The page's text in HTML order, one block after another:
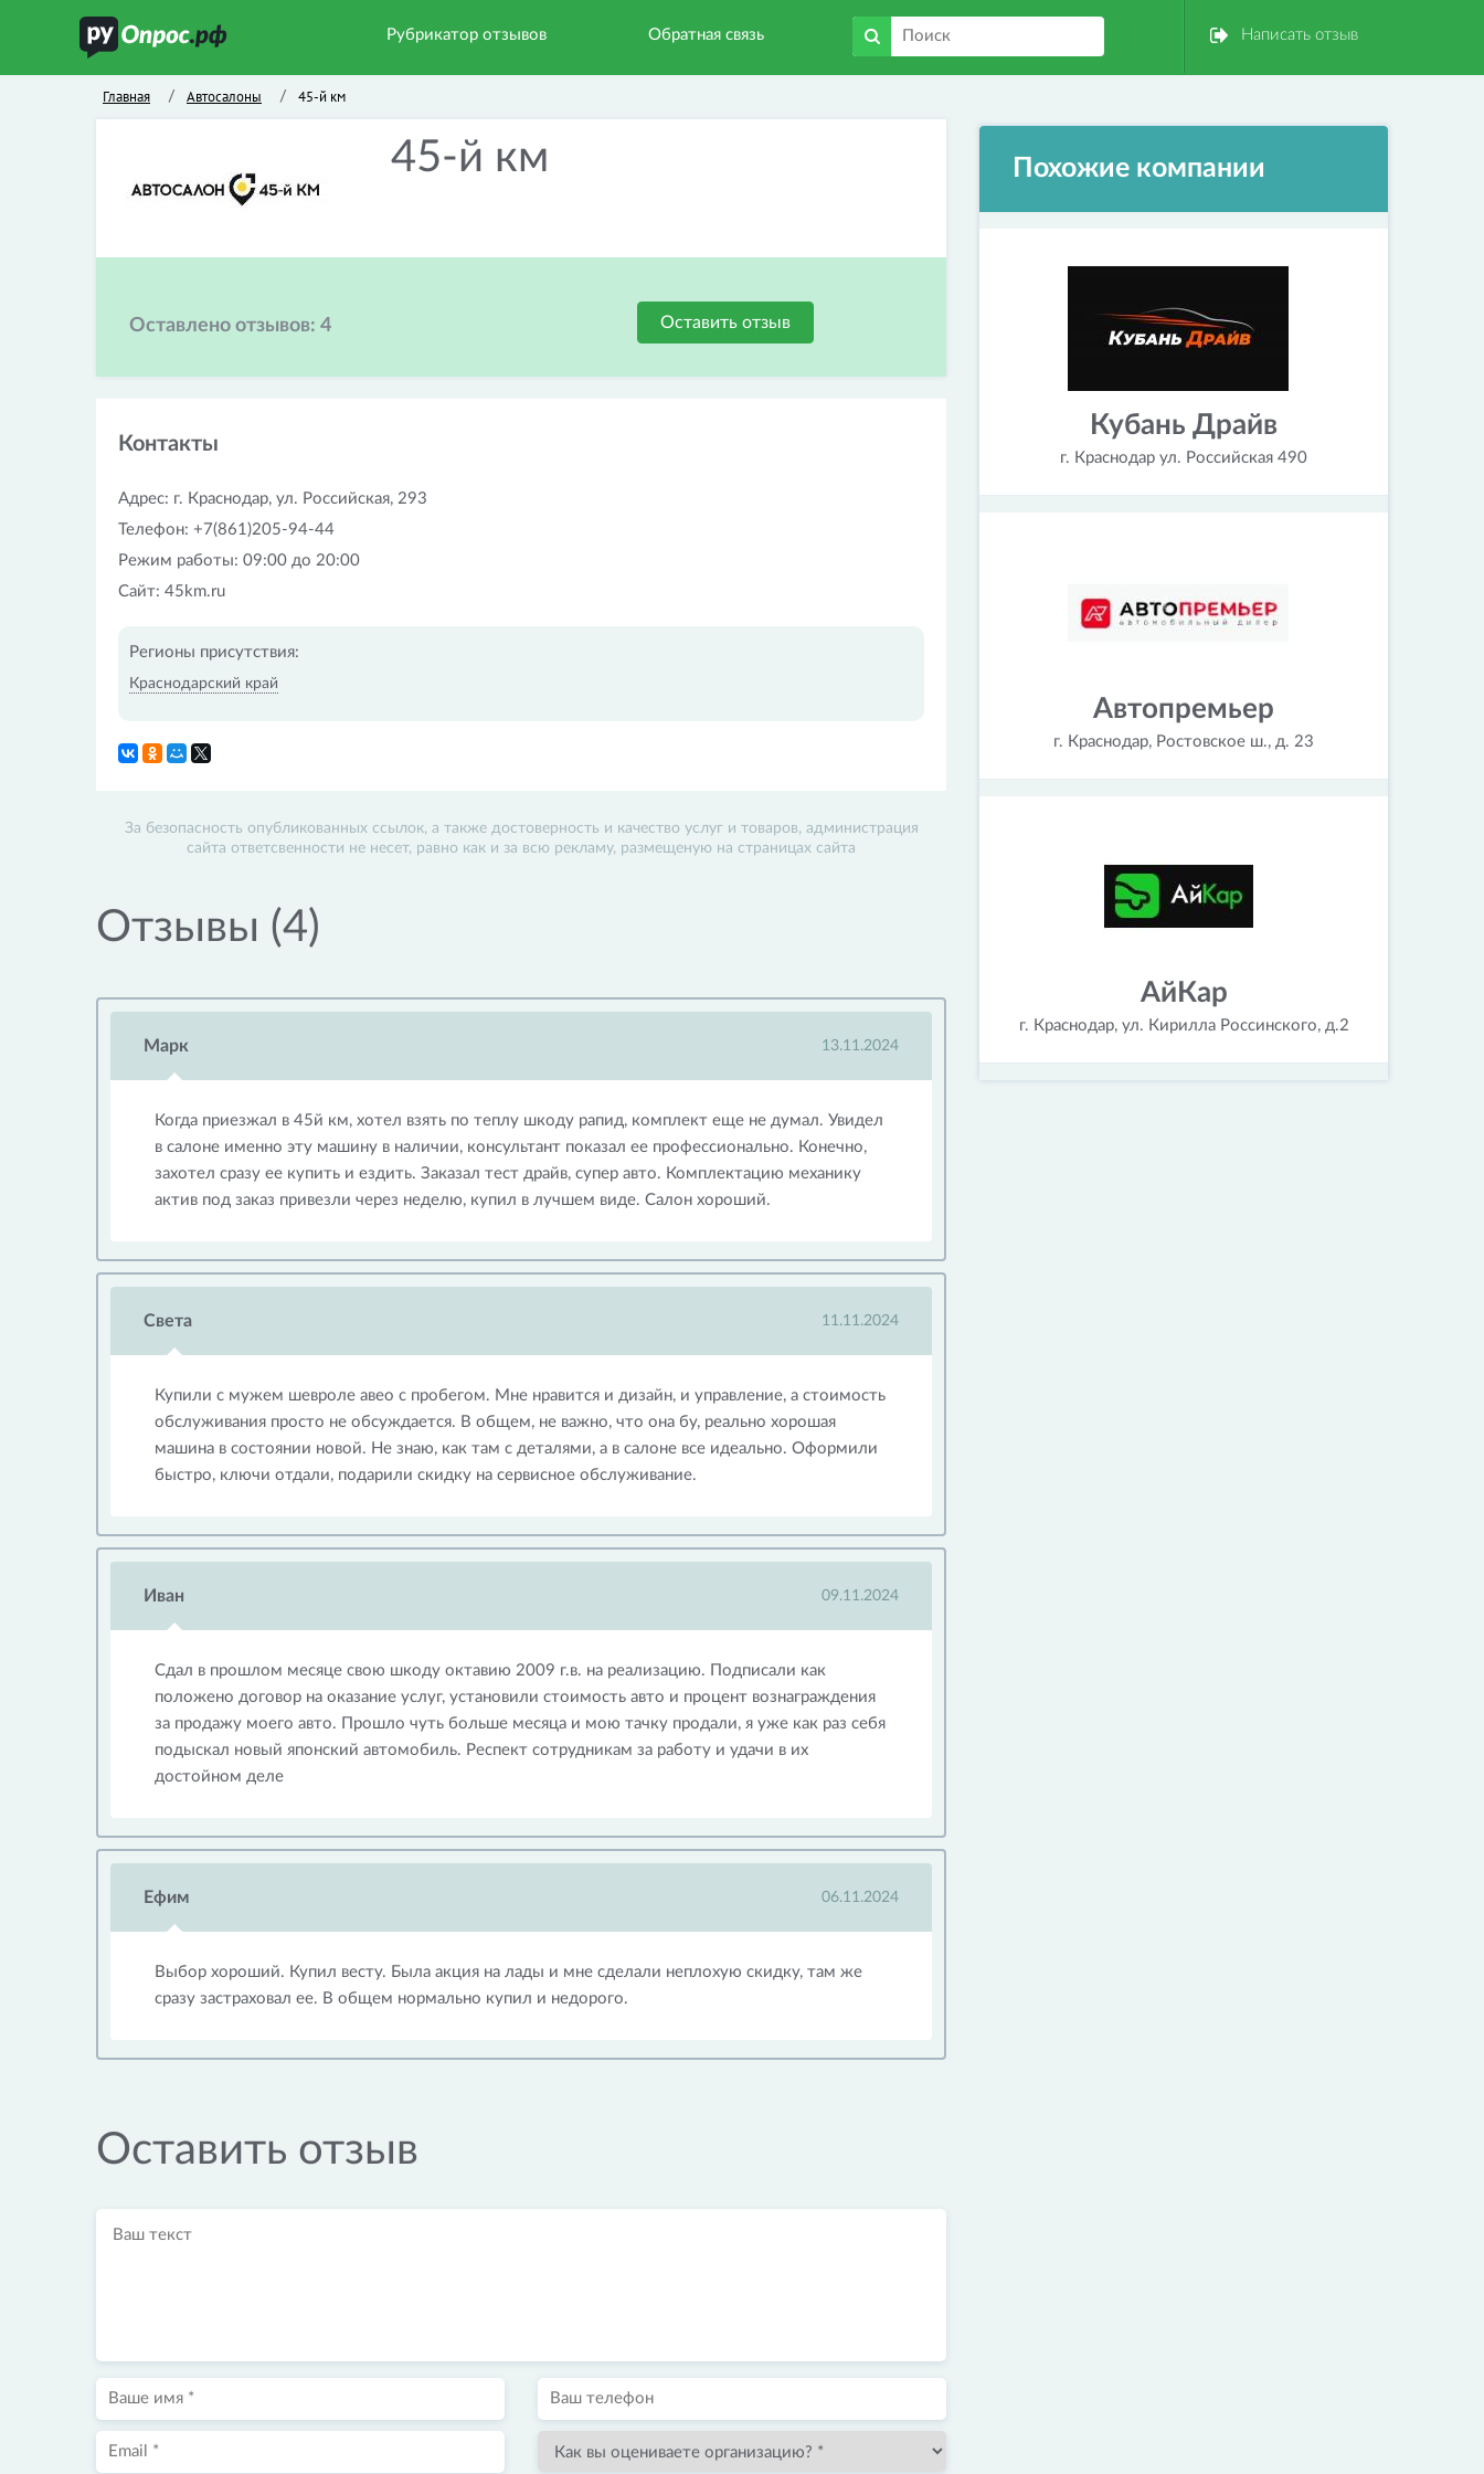
Рубрикатор отзывов Обратная связь Написать отзыв
Главная / Автосалоны / 45-й км
45-й км
Оставлено отзывов: 4 Оставить отзыв
Контакты
Адрес: г. Краснодар, ул. Российская, 293
Телефон: +7(861)205-94-44
Режим работы: 09:00 до 20:00
Сайт: 45km.ru
Регионы присутствия:
Краснодарский край
За безопасность опубликованных ссылок, а также достоверность и качество услуг и товаров, администрация
сайта ответсвенности не несет, равно как и за всю рекламу, размещеную на страницах сайта
Отзывы (4)
Марк 13.11.2024
Когда приезжал в 45й км, хотел взять по теплу шкоду рапид, комплект еще не думал. Увидел
в салоне именно эту машину в наличии, консультант показал ее профессионально. Конечно,
захотел сразу ее купить и ездить. Заказал тест драйв, супер авто. Комплектацию механику
актив под заказ привезли через неделю, купил в лучшем виде. Салон хороший.
Света 11.11.2024
Купили с мужем шевроле авео с пробегом. Мне нравится и дизайн, и управление, а стоимость
обслуживания просто не обсуждается. В общем, не важно, что она бу, реально хорошая
машина в состоянии новой. Не знаю, как там с деталями, а в салоне все идеально. Оформили
быстро, ключи отдали, подарили скидку на сервисное обслуживание.
Иван 09.11.2024
Сдал в прошлом месяце свою шкоду октавию 2009 г.в. на реализацию. Подписали как
положено договор на оказание услуг, установили стоимость авто и процент вознаграждения
за продажу моего авто. Прошло чуть больше месяца и мою тачку продали, я уже как раз себя
подыскал новый японский автомобиль. Респект сотрудникам за работу и удачи в их
достойном деле
Ефим 06.11.2024
Выбор хороший. Купил весту. Была акция на лады и мне сделали неплохую скидку, там же
сразу застраховал ее. В общем нормально купил и недорого.
Оставить отзыв
Похожие компании
Кубань Драйв
г. Краснодар ул. Российская 490
Автопремьер
г. Краснодар, Ростовское ш., д. 23
АйКар
г. Краснодар, ул. Кирилла Россинского, д.2